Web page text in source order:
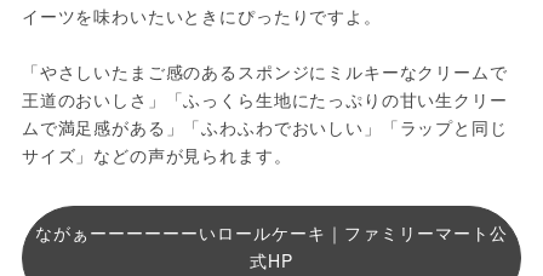
イーツを味わいたいときにぴったりですよ。
「やさしいたまご感のあるスポンジにミルキーなクリームで
王道のおいしさ」「ふっくら生地にたっぷりの甘い生クリー
ムで満足感がある」「ふわふわでおいしい」「ラップと同じ
サイズ」などの声が見られます。
ながぁーーーーーーいロールケーキ｜ファミリーマート公
式HP